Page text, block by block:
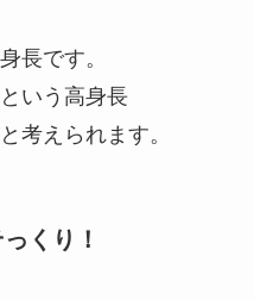
長です。
いう高身長
考えられます。
くり！